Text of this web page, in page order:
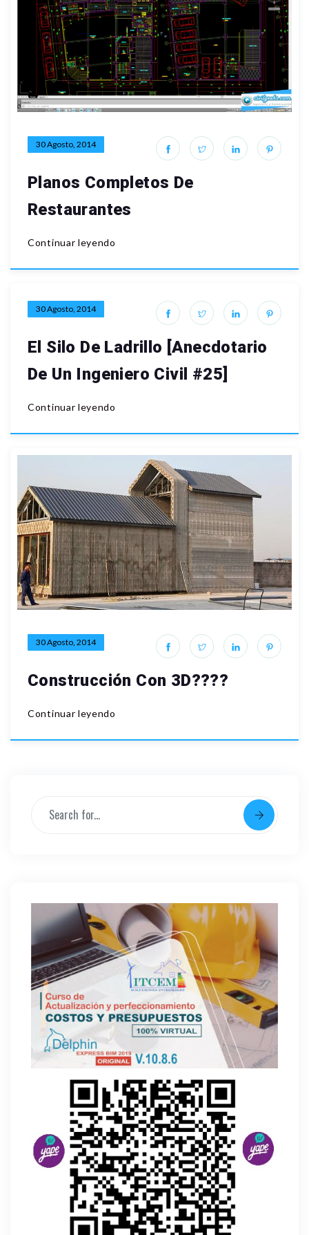
30 Agosto, 2014
Planos Completos De
Restaurantes
Continuar leyendo
30 Agosto, 2014
El Silo De Ladrillo [Anecdotario
De Un Ingeniero Civil #25]
Continuar leyendo
30 Agosto, 2014
Construcción Con 3D????
Continuar leyendo